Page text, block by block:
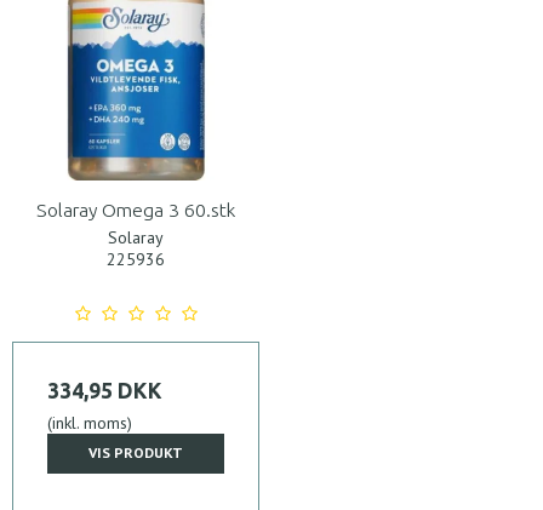
Solaray Omega 3 60.stk
Solaray
225936
334,95 DKK
(inkl. moms)
VIS PRODUKT